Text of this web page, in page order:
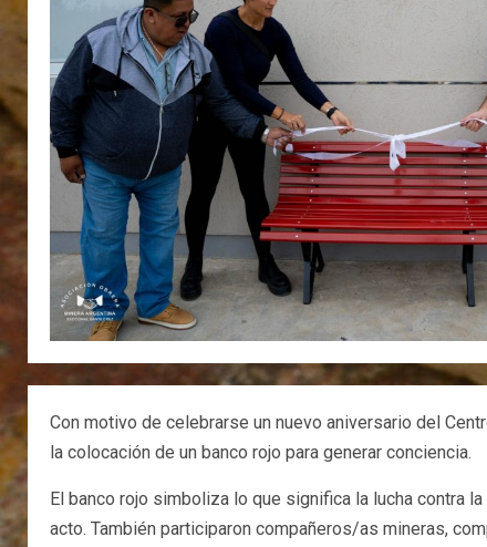
Con motivo de celebrarse un nuevo aniversario del
la colocación de un banco rojo para generar conciencia.
El banco rojo simboliza lo que significa la lucha contra
acto. También participaron compañeros/as mineras,